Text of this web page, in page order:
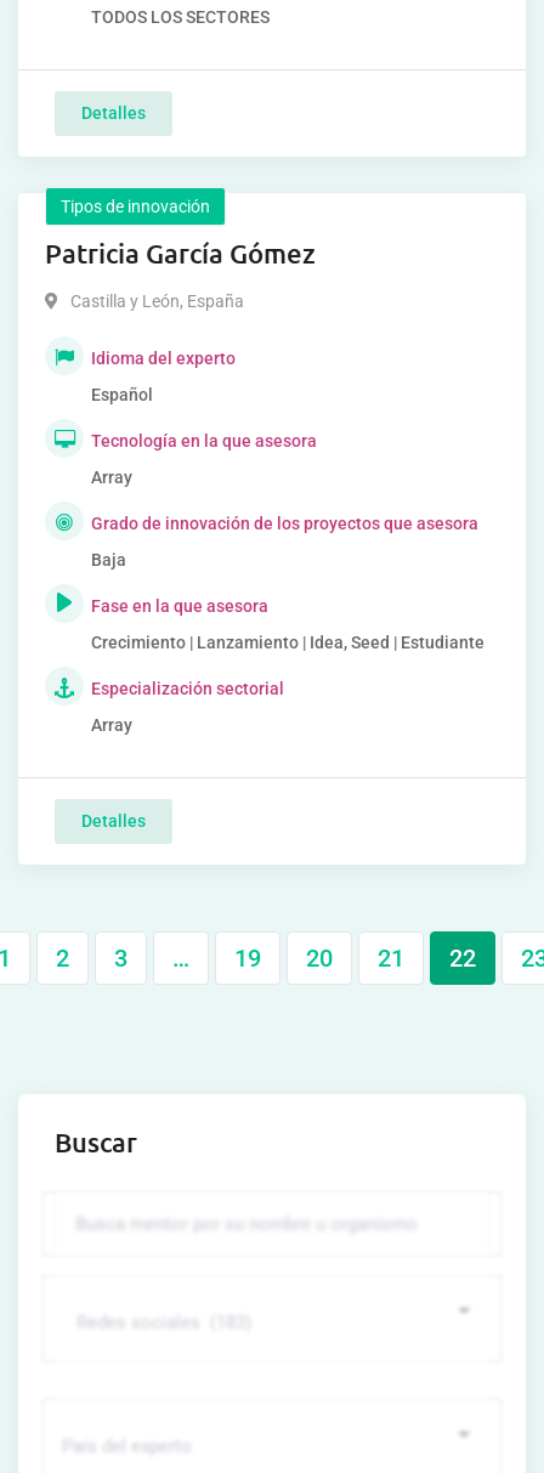
TODOS LOS SECTORES
Detalles
Tipos de innovación
Patricia García Gómez
Castilla y León, España
Idioma del experto
Español
Tecnología en la que asesora
Array
Grado de innovación de los proyectos que asesora
Baja
Fase en la que asesora
Crecimiento | Lanzamiento | Idea, Seed | Estudiante
Especialización sectorial
Array
Detalles
2 3 … 19 20 21 22
Buscar